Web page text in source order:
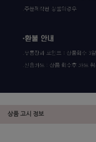
상품 고시 정보